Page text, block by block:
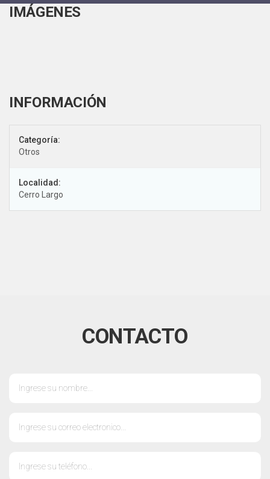
IMÁGENES
Categoría:
Otros
Localidad:
Cerro Largo
CONTACTO